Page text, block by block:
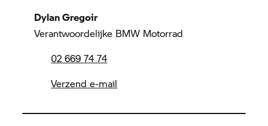
Dylan Gregoir
Verantwoordelijke BMW Motorrad
02 669 74 74
Verzend e-mail